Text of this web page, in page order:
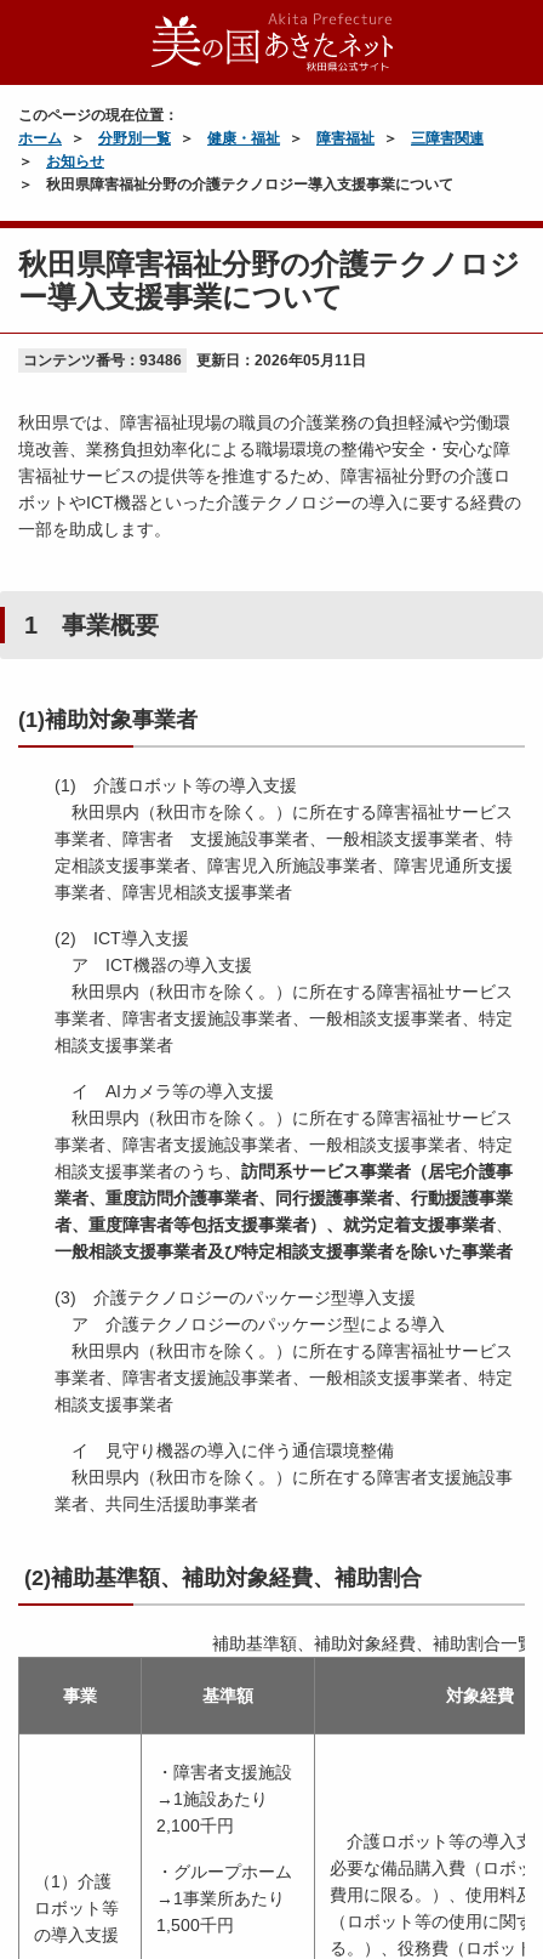
このページの現在位置：
ホーム
分野別一覧 健康・福祉 障害福祉
三障害関連
お知らせ
秋田県障害福祉分野の介護テクノロジー導入支援事業について
秋田県障害福祉分野の介護テクノロジ
ー導入支援事業について
コンテンツ番号：93486 更新日： 2026年05月11日
秋田県では、障害福祉現場の職員の介護業務の負担軽減や労働環
境改善、業務負担効率化による職場環境の整備や安全・安心な障
害福祉サービスの提供等を推進するため、障害福祉分野の介護ロ
ボットやICT機器といった介護テクノロジーの導入に要する経費の
一部を助成します。
1 事業概要
(1)補助対象事業者
(1) 介護ロボット等の導入支援
秋田県内（秋田市を除く。）に所在する障害福祉サービス
事業者、障害者 支援施設事業者、一般相談支援事業者、特
定相談支援事業者、障害児入所施設事業者、障害児通所支援
事業者、障害児相談支援事業者
(2) ICT導入支援
ア ICT機器の導入支援
秋田県内（秋田市を除く。）に所在する障害福祉サービス
事業者、障害者支援施設事業者、一般相談支援事業者、特定
相談支援事業者
イ AIカメラ等の導入支援
秋田県内（秋田市を除く。）に所在する障害福祉サービス
事業者、障害者支援施設事業者、一般相談支援事業者、特定
相談支援事業者のうち、 訪問系サービス事業者（居宅介護事
業者、重度訪問介護事業者、同行援護事業者、行動援護事業
者、重度障害者等包括支援事業者）、就労定着支援事業者
一般相談支援事業者及び特定相談支援事業者を除いた事業者
(3) 介護テクノロジーのパッケージ型導入支援
ア 介護テクノロジーのパッケージ型による導入
秋田県内（秋田市を除く。）に所在する障害福祉サービス
事業者、障害者支援施設事業者、一般相談支援事業者、特定
相談支援事業者
イ 見守り機器の導入に伴う通信環境整備
秋田県内（秋田市を除く。）に所在する障害者支援施設事
業者、共同生活援助事業者
(2)補助基準額、補助対象経費、補助割合
事業 基準額 対象経費
補助基準額、補助対象経費、補助割合一覧
（1）介護
ロボット等
の導入支援
・障害者支援施設
→1施設あたり
2,100千円
・グループホーム
→1事業所あたり
1,500千円
介護ロボット等の導入支
必要な備品購入費（ロボッ
費用に限る。）、使用料及
（ロボット等の使用に関す
る。）、役務費（ロボット